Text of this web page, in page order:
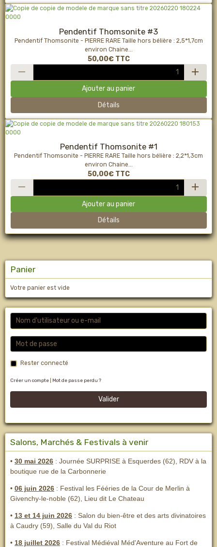
Pendentif Thomsonite #3
Pendentif Thomsonite - PIERRE RARE Taille hors bélière : 2,5*1,7cm
environ Chaine...
50,00€ TTC
Ajouter au panier
Détails
Pendentif Thomsonite #1
Pendentif Thomsonite - PIERRE RARE Taille hors bélière : 2,2*1,3cm
environ Chaine...
50,00€ TTC
Ajouter au panier
Détails
Panier
Votre panier est vide
Rester connecté
Créer un compte Mot de passe perdu ?
Valider
Salons, Marchés & Festivals à venir
• 30 mai 2026 : Journée SURPRISE à Esquerdes (62), RDV à la
boutique rue de la Carbonnerie
• 06 juin 2026 : Festival les Fééries de la Cour de Merlin à
Givenchy-le-noble (62), Lieu dit Le Chateau
• 13 et 14 juin 2026 : Salon du bien-être et des arts divinatoires
à Caudry (59), Salle du Val du Riot
• 18 juillet 2026 : Festival Médiéval Méd'Aventure au Fort de